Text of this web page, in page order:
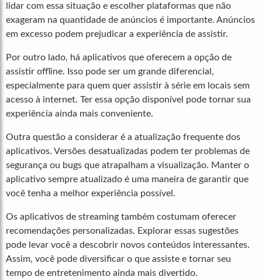
lidar com essa situação e escolher plataformas que não
exageram na quantidade de anúncios é importante. Anúncios
em excesso podem prejudicar a experiência de assistir.
Por outro lado, há aplicativos que oferecem a opção de
assistir offline. Isso pode ser um grande diferencial,
especialmente para quem quer assistir à série em locais sem
acesso à internet. Ter essa opção disponível pode tornar sua
experiência ainda mais conveniente.
Outra questão a considerar é a atualização frequente dos
aplicativos. Versões desatualizadas podem ter problemas de
segurança ou bugs que atrapalham a visualização. Manter o
aplicativo sempre atualizado é uma maneira de garantir que
você tenha a melhor experiência possível.
Os aplicativos de streaming também costumam oferecer
recomendações personalizadas. Explorar essas sugestões
pode levar você a descobrir novos conteúdos interessantes.
Assim, você pode diversificar o que assiste e tornar seu
tempo de entretenimento ainda mais divertido.